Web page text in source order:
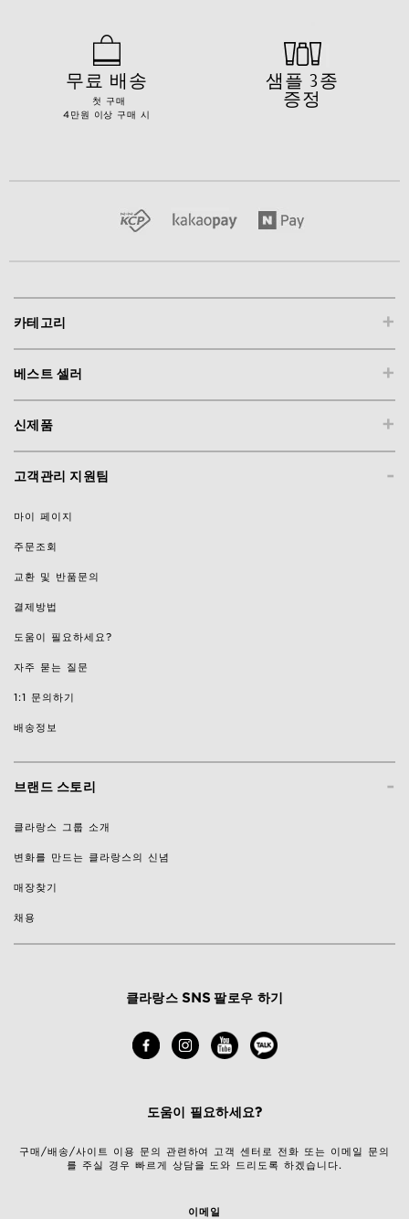
무료 배송
첫 구매
4만원 이상 구매 시
샘플 3종
증정
+
카테고리
+
베스트 셀러
+
신제품
-
고객관리 지원팀
마이 페이지
주문조회
교환 및 반품문의
결제방법
도움이 필요하세요?
자주 묻는 질문
1:1 문의하기
배송정보
-
브랜드 스토리
클라랑스 그룹 소개
변화를 만드는 클라랑스의 신념
매장찾기
채용
클라랑스 SNS 팔로우 하기
도움이 필요하세요?
구매/배송/사이트 이용 문의 관련하여 고객 센터로 전화 또는 이메일 문의
를 주실 경우 빠르게 상담을 도와 드리도록 하겠습니다.
이메일